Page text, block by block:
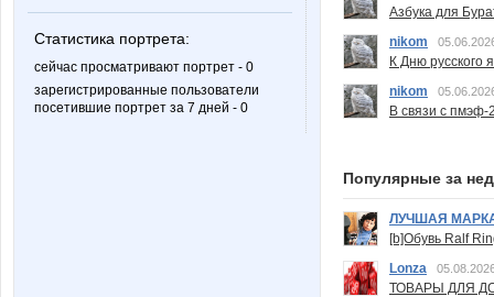
Статистика портрета:
сейчас просматривают портрет - 0
зарегистрированные пользователи
посетившие портрет за 7 дней - 0
Азбука для
nikom
К Дню русского
nikom
В связи с пмэф-
Популярные за
ЛУЧШАЯ
[b]Обувь Ralf
Lonza
ТОВАРЫ ДЛЯ